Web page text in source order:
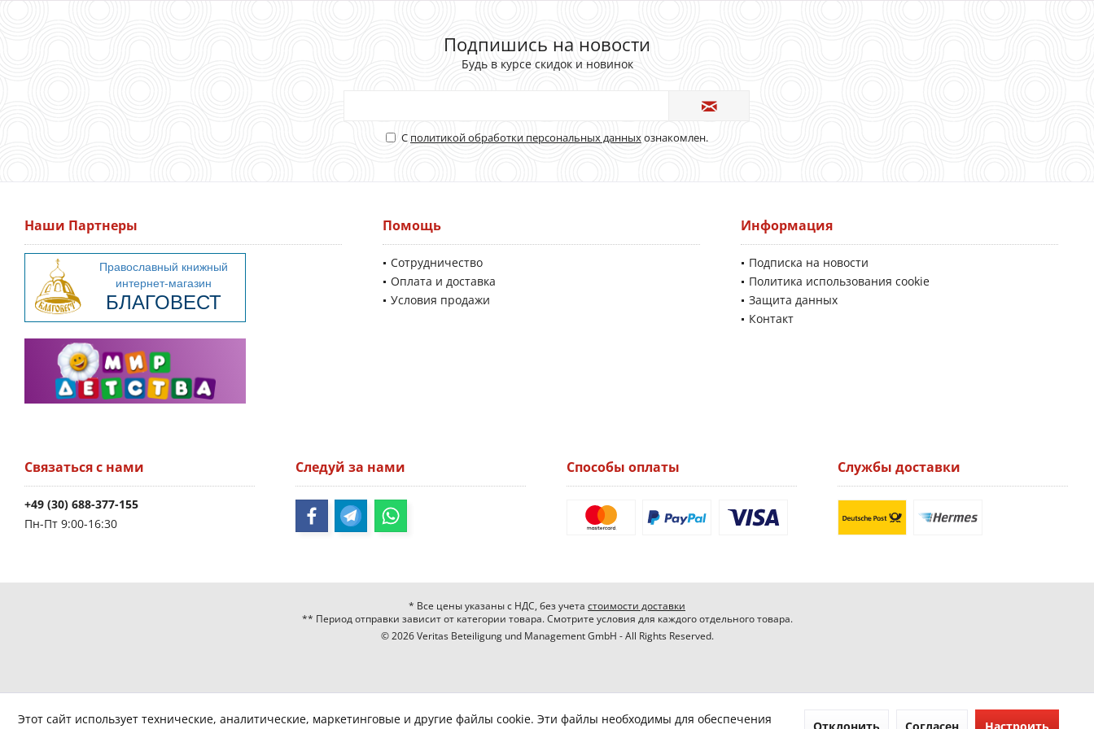
Подпишись на новости
Будь в курсе скидок и новинок
С политикой обработки персональных данныхознакомлен.
Наши Партнеры Помощь
Сотрудничество
Оплата и доставка
Условия продажи
Информация
Подписка на новости
Политика использования cookie
Защита данных
Контакт
Связаться с нами
+49 (30) 688-377-155
Пн-Пт 9:00-16:30
Следуй за нами Способы оплаты Службы доставки
* Все цены указаны с НДС, без учета стоимости доставки
** Период отправки зависит от категории товара. Смотрите условия для каждого отдельного товара.
© 2026 Veritas Beteiligung und Management GmbH - All Rights Reserved.
Этот сайт использует технические, аналитические, маркетинговые и другие файлы cookie. Эти файлы необходимы для обеспечения